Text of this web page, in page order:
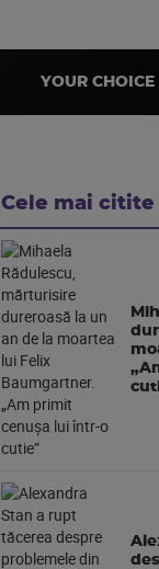
YOUR CHOICE
Cele mai citite